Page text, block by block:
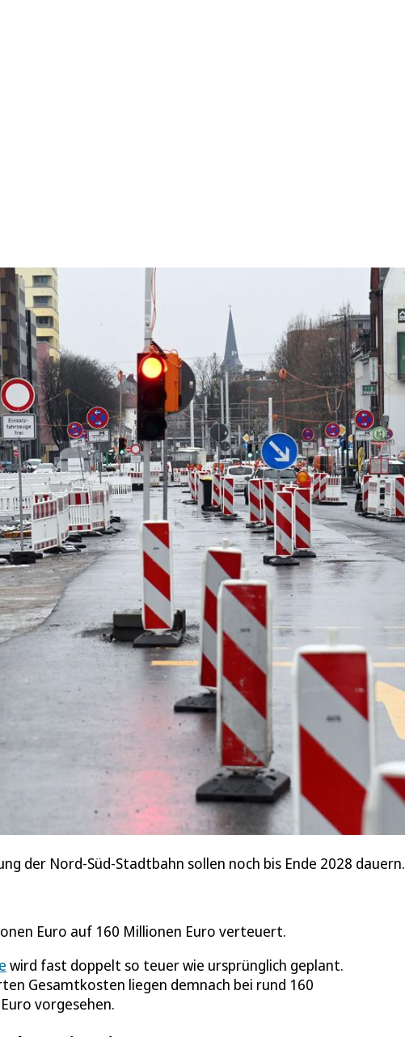
der Nord-Süd-Stadtbahn sollen noch bis Ende 2028 dauern.
Euro auf 160 Millionen Euro verteuert.
wird fast doppelt so teuer wie ursprünglich geplant.
Gesamtkosten liegen demnach bei rund 160
vorgesehen.